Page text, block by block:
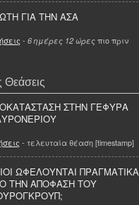
ΓΙΑ ΤΗΝ ΑΣΑ
- 6 ημέρες 12 ώρες πιο πριν
Θεάσεις
ΣΤΗΝ ΓΕΦΥΡΑ
- τελευταία θέαση [timestamp]
ΩΦΕΛΟΥΝΤΑΙ ΠΡΑΓΜΑΤΙΚΑ
ΤΗΝ ΑΠΟΦΑΣΗ ΤΟΥ